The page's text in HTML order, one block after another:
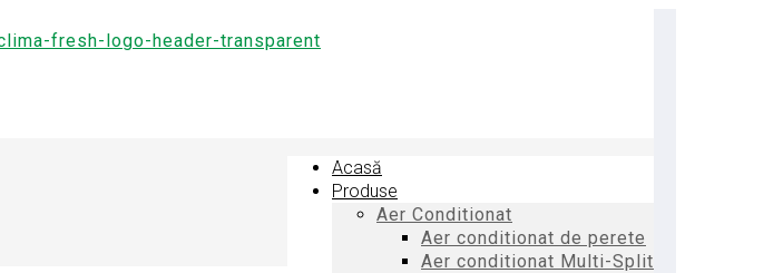
Acasă
Produse
Aer Conditionat
Aer conditionat de perete
Aer conditionat Multi-Split